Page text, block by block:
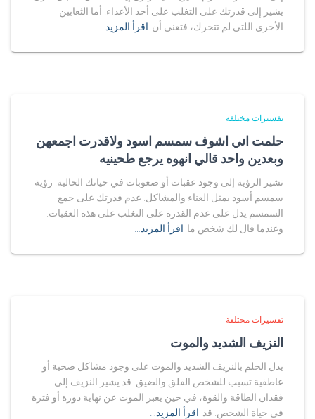
يشير إلى قدرتك على التغلب على أحد الأعداء. أما الثعابين
الأخرى اللتي لم تتحرك، فتعني أن اقرأ المزيد…
تفسيرات مختلفة
حلمت اني اشوف سمسم اسود ولاقدرت اجمعهن
وبعدين واحد قالي انهوه يرجع طحينيه
تشير الرؤية إلى وجود عقبات أو صعوبات في حياتك الحالية. رؤية
سمسم أسود يمثل العناء والمشاكل. عدم قدرتك على جمع
السمسم يدل على عدم القدرة على التغلب على هذه العقبات.
وعندما قال لك شخص ما اقرأ المزيد…
تفسيرات مختلفة
النزيف الشديد والموت
يدل الحلم بالنزيف الشديد والموت على وجود مشاكل صحية أو
عاطفية تسبب للشخص القلق والضيق. قد يشير النزيف إلى
فقدان الطاقة والقوة، في حين يعبر الموت عن نهاية دورة أو فترة
في حياة الشخص. قد اقرأ المزيد…